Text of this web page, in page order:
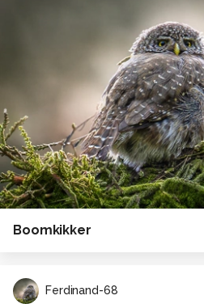
Boomkikker
Ferdinand-68